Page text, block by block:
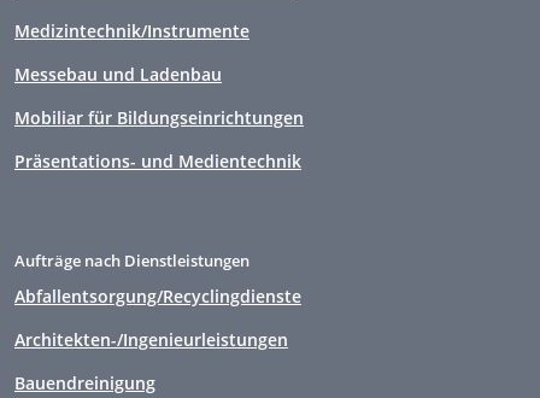
Medizintechnik/Instrumente
Messebau und Ladenbau
Mobiliar für Bildungseinrichtungen
Präsentations- und Medientechnik
Aufträge nach Dienstleistungen
Abfallentsorgung/Recyclingdienste
Architekten-/Ingenieurleistungen
Bauendreinigung